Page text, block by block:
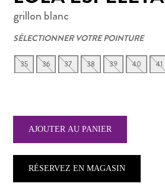
grillon blanc
SÉLECTIONNER VOTRE POINTURE
35 36 37 38 39 40 41
RÉSERVEZ EN MAGASIN